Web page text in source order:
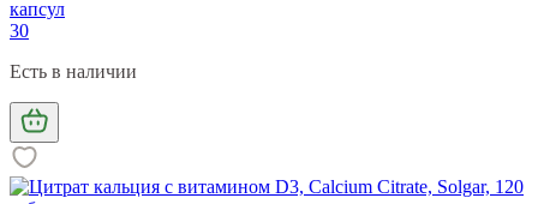
капсул
30
Есть в наличии